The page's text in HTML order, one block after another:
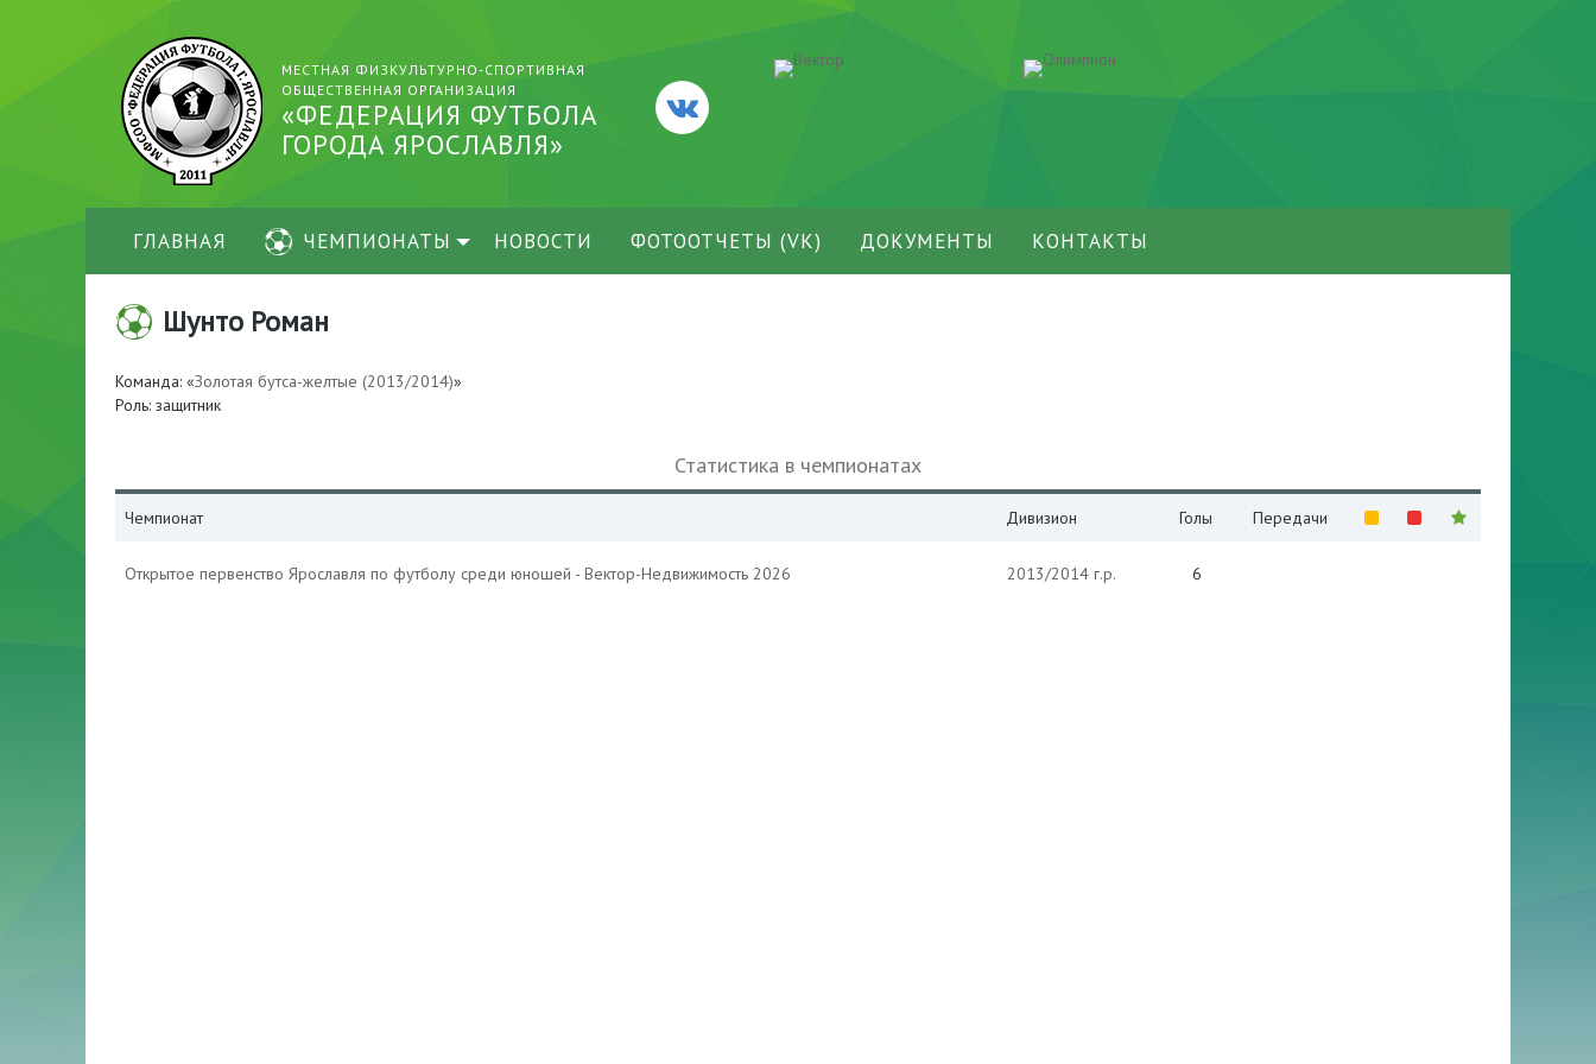
МЕСТНАЯ ФИЗКУЛЬТУРНО-СПОРТИВНАЯ
ОБЩЕСТВЕННАЯ ОРГАНИЗАЦИЯ
«ФЕДЕРАЦИЯ ФУТБОЛА
ГОРОДА ЯРОСЛАВЛЯ»
ГЛАВНАЯ ЧЕМПИОНАТЫ НОВОСТИ ФОТООТЧЕТЫ (VK) ДОКУМЕНТЫ КОНТАКТЫ
Шунто Роман
Команда: «Золотая бутса-желтые (2013/2014)»
Роль: защитник
Статистика в чемпионатах
Чемпионат Дивизион Голы Передачи
Открытое первенство Ярославля по футболу среди юношей - Вектор-Недвижимость 2026 2013/2014 г.р. 6